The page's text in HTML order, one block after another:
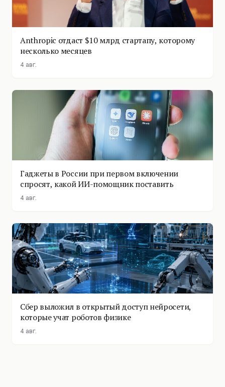
Anthropic отдаст $10 млрд стартапу, которому
несколько месяцев
4 авг.
Гаджеты в России при первом включении
спросят, какой ИИ-помощник поставить
4 авг.
Сбер выложил в открытый доступ нейросети,
которые учат роботов физике
4 авг.